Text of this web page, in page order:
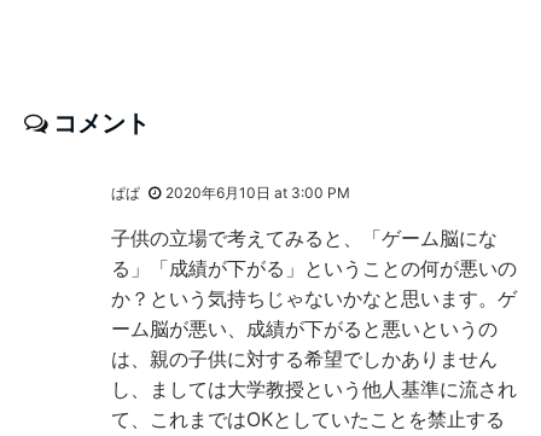
コメント
ぱぱ 2020年6月10日 at 3:00 PM
子供の立場で考えてみると、「ゲーム脳にな
る」「成績が下がる」ということの何が悪いの
か？という気持ちじゃないかなと思います。ゲ
ーム脳が悪い、成績が下がると悪いというの
は、親の子供に対する希望でしかありません
し、ましては大学教授という他人基準に流され
て、これまではOKとしていたことを禁止する